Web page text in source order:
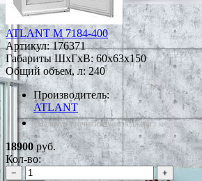
ATLANT М 7184-400
Артикул:176371
Габариты ШxГxВ: 60x63x150
Общий объем, л: 240
Производитель:
ATLANT
*Наличие уточняйте у менеджера
18900руб.
Кол-во:
−
+